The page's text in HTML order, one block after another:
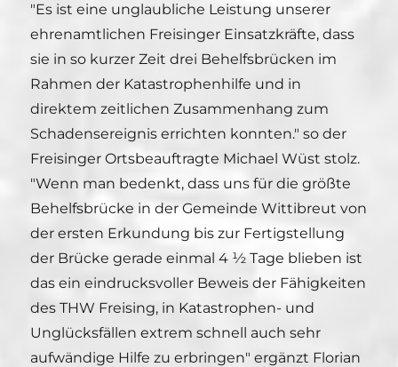
"Es ist eine unglaubliche Leistung unserer
ehrenamtlichen Freisinger Einsatzkräfte, dass
sie in so kurzer Zeit drei Behelfsbrücken im
Rahmen der Katastrophenhilfe und in
direktem zeitlichen Zusammenhang zum
Schadensereignis errichten konnten." so der
Freisinger Ortsbeauftragte Michael Wüst stolz.
"Wenn man bedenkt, dass uns für die größte
Behelfsbrücke in der Gemeinde Wittibreut von
der ersten Erkundung bis zur Fertigstellung
der Brücke gerade einmal 4 ½ Tage blieben ist
das ein eindrucksvoller Beweis der Fähigkeiten
des THW Freising, in Katastrophen- und
Unglücksfällen extrem schnell auch sehr
aufwändige Hilfe zu erbringen" ergänzt Florian